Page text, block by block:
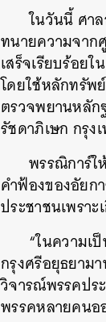
ในวันนี้ ศา
ทนายความจาก
เสร็จเรียบร้อย
โดยใช้หลักทรัพ
ตรวจพยานหลัก
รัชดาภิเษก กรุง
พรรณิการ์
คำฟ้องของอัยก
ประชาชนเพรา
“ในความเ
กรุงศรีอยุธยาม
วิจารณ์พรรคปร
พรรคหลายคนอ